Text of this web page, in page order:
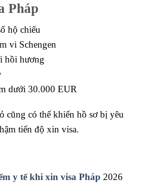
Pháp
hộ chiếu
vi Schengen
hồi hương
dưới 30.000 EUR
cũng có thể khiến hồ sơ bị yêu
tiến độ xin visa.
y tế khi xin visa Pháp 2026